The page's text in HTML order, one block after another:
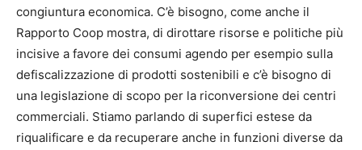
congiuntura economica. C’è bisogno, come anche il
Rapporto Coop mostra, di dirottare risorse e politiche più
incisive a favore dei consumi agendo per esempio sulla
defiscalizzazione di prodotti sostenibili e c’è bisogno di
una legislazione di scopo per la riconversione dei centri
commerciali. Stiamo parlando di superfici estese da
riqualificare e da recuperare anche in funzioni diverse da